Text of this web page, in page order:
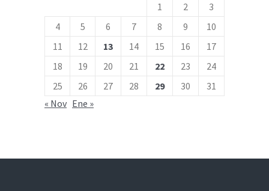
1
2
3
4
5 6 7 8 9
10
11
12 13 14 15 16
17
18
19 20 21 22 23
24
25
26 27 28 29 30
31
« Nov Ene »